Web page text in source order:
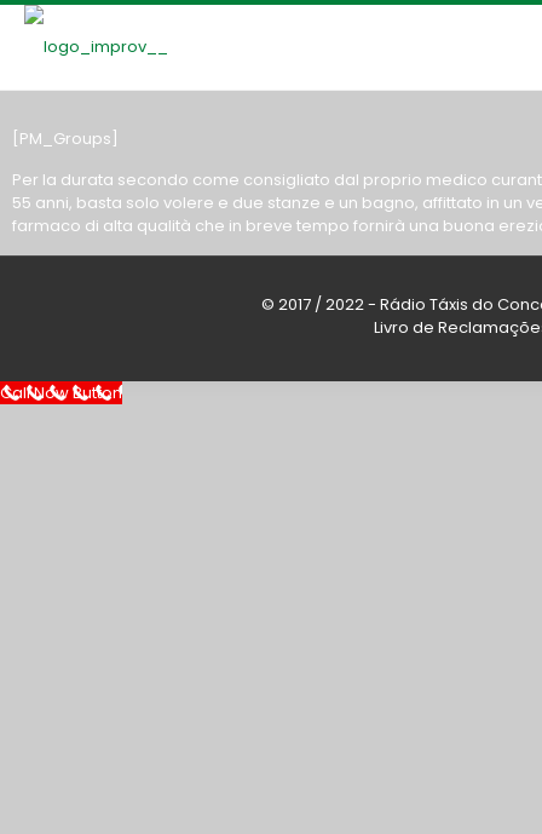
[PM_Groups]
Per la durata secondo come consigliato dal proprio medico
55 anni, basta solo volere e due stanze e un bagno, affittato in un
farmaco di alta qualità che in breve tempo fornirà una buona
© 2017 / 2022 - Rádio Táxis do
Livro de
Call Now Button